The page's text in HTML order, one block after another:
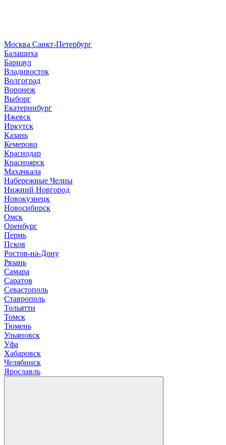
Москва Санкт-Петербург
Балашиха
Барнаул
Владивосток
Волгоград
Воронеж
Выборг
Екатеринбург
Ижевск
Иркутск
Казань
Кемерово
Краснодар
Красноярск
Махачкала
Набережные Челны
Нижний Новгород
Новокузнецк
Новосибирск
Омск
Оренбург
Пермь
Псков
Ростов-на-Дону
Рязань
Самара
Саратов
Севастополь
Ставрополь
Тольятти
Томск
Тюмень
Ульяновск
Уфа
Хабаровск
Челябинск
Ярославль